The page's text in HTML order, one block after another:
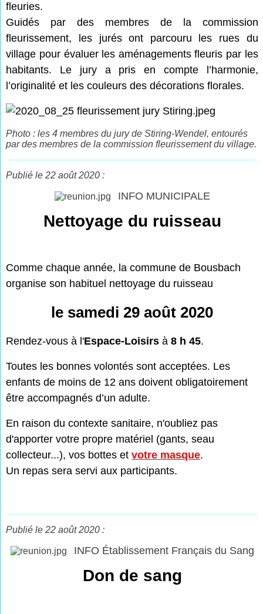
fleuries.
Guidés par des membres de la commission
fleurissement, les jurés ont parcouru les rues du
village pour évaluer les aménagements fleuris par les
habitants. Le jury a pris en compte l’harmonie,
l’originalité et les couleurs des décorations florales.
Photo : les 4 membres du jury de Stiring-Wendel, entourés
par des membres de la commission fleurissement du village.
Publié le 22 août 2020 :
INFO MUNICIPALE
Nettoyage du ruisseau
Comme chaque année, la commune de Bousbach
organise son habituel nettoyage du ruisseau
le samedi 29 août 2020
Rendez-vous à l'Espace-Loisirs à8 h 45.
Toutes les bonnes volontés sont acceptées. Les
enfants de moins de 12 ans doivent obligatoirement
être accompagnés d’un adulte.
En raison du contexte sanitaire, n'oubliez pas
d'apporter votre propre matériel (gants, seau
collecteur...), vos bottes etvotre masque.
Un repas sera servi aux participants.
Publié le 22 août 2020 :
INFO Établissement Français du Sang
Don de sang